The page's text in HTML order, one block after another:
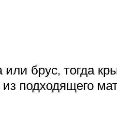
брус, тогда
подходящего